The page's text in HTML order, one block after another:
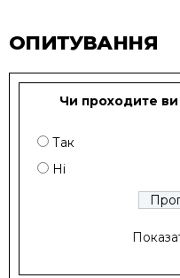
ОПИТУВАННЯ
Чи проходите
Так
Ні